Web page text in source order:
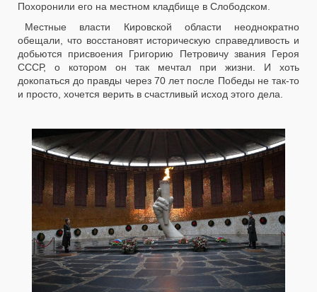
Похоронили его на местном кладбище в Слободском.
Местные власти Кировской области неоднократно
обещали, что восстановят историческую справедливость и
добьются присвоения Григорию Петровичу звания Героя
СССР, о котором он так мечтал при жизни. И хоть
докопаться до правды через 70 лет после Победы не так-то
и просто, хочется верить в счастливый исход этого дела.